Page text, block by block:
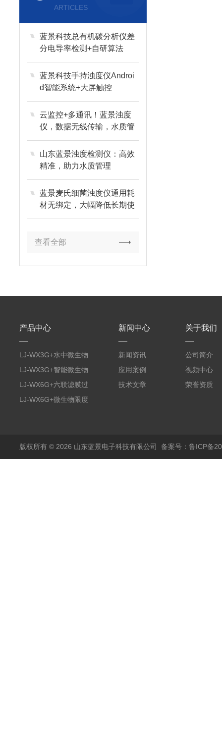
ARTICLES
蓝景科技总有机碳分析仪差
分电导率检测+自研算法
蓝景科技手持浊度仪Androi
d智能系统+大屏触控
云监控+多通讯！蓝景浊度
仪，数据无线传输，水质管
理智能化升级
山东蓝景浊度检测仪：高效
精准，助力水质管理
蓝景麦氏细菌浊度仪通用耗
材无绑定，大幅降低长期使
用成本
查看全部
产品中心
LJ-WX3G+水中微生物
膜过滤装置
LJ-WX3G+智能微生物
限度仪
LJ-WX6G+六联滤膜过
滤器
LJ-WX6G+微生物限度
新闻中心
新闻资讯
应用案例
技术文章
关于我们
公司简介
视频中心
荣誉资质
版权所有 © 2026 山东蓝景电子科技有限公司 备案号：鲁ICP备